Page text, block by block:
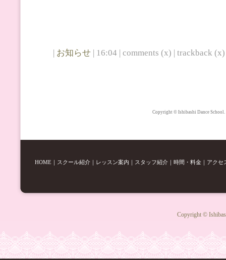
| お知らせ | 16:04 | comments (x) | trackback (x)
Copyright © Ishibashi Dance
HOME ｜ スクール紹介 ｜ レッスン案内 ｜ スタッフ紹介 ｜ 時間・料金 ｜ アクセ
Copyright ©